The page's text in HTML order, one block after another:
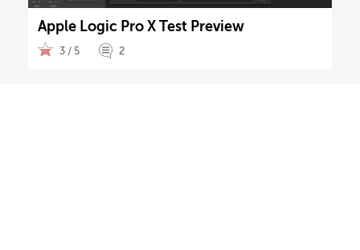
Apple Logic Pro X Test Preview
3 / 5 2